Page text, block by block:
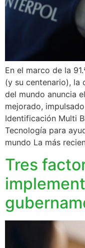
En el marco de la
(y su centenario), la
del mundo anuncia
mejorado,
Identificación Multi
Tecnología para
mundo La más
Tres